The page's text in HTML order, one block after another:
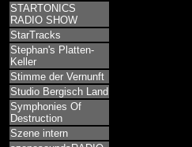
STARTONICS
RADIO SHOW
StarTracks
Stephan's Platten-
Keller
Stimme der Vernunft
Studio Bergisch Land
Symphonies Of
Destruction
Szene intern